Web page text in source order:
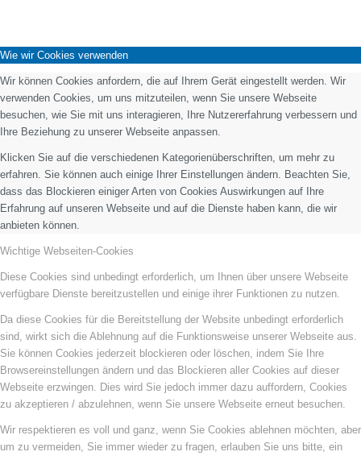
Wie wir Cookies verwenden
Wir können Cookies anfordern, die auf Ihrem Gerät eingestellt werden. Wir
verwenden Cookies, um uns mitzuteilen, wenn Sie unsere Webseite
besuchen, wie Sie mit uns interagieren, Ihre Nutzererfahrung verbessern und
Ihre Beziehung zu unserer Webseite anpassen.
Klicken Sie auf die verschiedenen Kategorienüberschriften, um mehr zu
erfahren. Sie können auch einige Ihrer Einstellungen ändern. Beachten Sie,
dass das Blockieren einiger Arten von Cookies Auswirkungen auf Ihre
Erfahrung auf unseren Webseite und auf die Dienste haben kann, die wir
anbieten können.
Wichtige Webseiten-Cookies
Diese Cookies sind unbedingt erforderlich, um Ihnen über unsere Webseite
verfügbare Dienste bereitzustellen und einige ihrer Funktionen zu nutzen.
Da diese Cookies für die Bereitstellung der Website unbedingt erforderlich
sind, wirkt sich die Ablehnung auf die Funktionsweise unserer Webseite aus.
Sie können Cookies jederzeit blockieren oder löschen, indem Sie Ihre
Browsereinstellungen ändern und das Blockieren aller Cookies auf dieser
Webseite erzwingen. Dies wird Sie jedoch immer dazu auffordern, Cookies
zu akzeptieren / abzulehnen, wenn Sie unsere Webseite erneut besuchen.
Wir respektieren es voll und ganz, wenn Sie Cookies ablehnen möchten, aber
um zu vermeiden, Sie immer wieder zu fragen, erlauben Sie uns bitte, ein